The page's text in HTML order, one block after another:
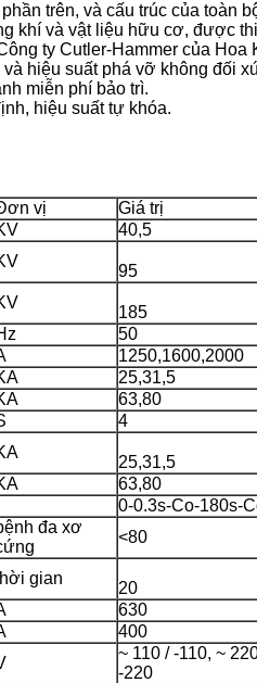
trên, và cấu trúc của toàn
khí và vật liệu hữu cơ, được
ty Cutler-Hammer của
hiệu suất phá vỡ không đối
miễn phí bảo trì.
hiệu suất tự khóa.
vị
Giá trị
40,5
95
185
50
1250,1600,2000
25,31,5
63,80
4
25,31,5
63,80
0-0.3s-Co-180s-
đa xơ
<80
gian
20
630
400
~ 110 / -110, ~
-220